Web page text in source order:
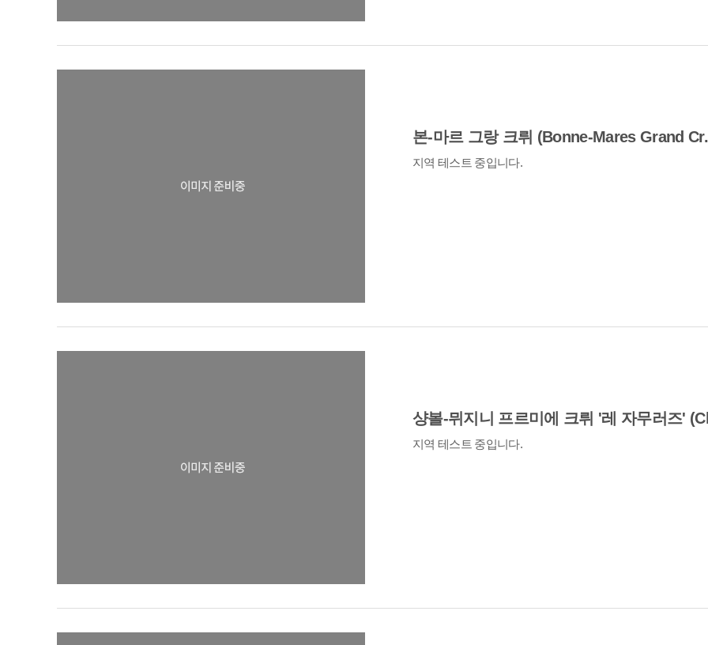
본-마르 그랑 크뤼 (Bonne-Mares Grand
지역 테스트 중입니다.
샹볼-뮈지니 프르미에 크뤼 '레 자무러즈'
지역 테스트 중입니다.